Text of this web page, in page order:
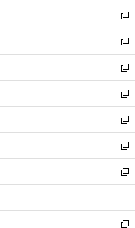
く
ウ
で
開
く
ン
ド
ウ
で
開
く
ウ
ィ
ン
ド
ウ
で
開
く
し
い
ウ
ィ
ン
ド
ウ
で
開
く
新
し
い
ウ
ィ
ン
ド
ウ
で
開
く
新
し
い
ウ
ィ
ン
ド
ウ
で
開
く
新
し
い
ウ
ィ
ン
ド
ウ
で
開
新
し
い
ウ
ィ
ン
ド
ウ
開
く
新
し
い
ウ
ィ
ン
ウ
で
新
し
い
ウ
ン
ド
新
し
ウ
ィ